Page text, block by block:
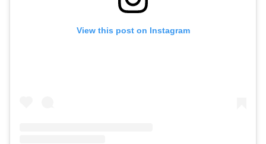
View this post on Instagram